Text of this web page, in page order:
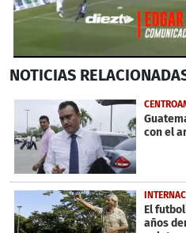
seconds
1
minute,
36
seconds
NOTICIAS
con el
El
años